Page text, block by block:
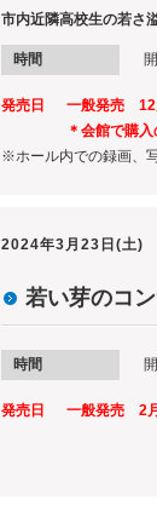
市内近隣高校生の若さ
時間
発売日
一般発売 12
＊会館で購
※ホール内での録画、
2024年3月23日(土)
若い芽のコ
時間
発売日 一般発売 2